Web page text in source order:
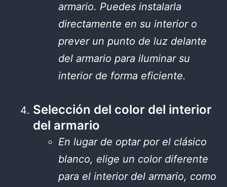
armario. Puedes instalarla
directamente en su interior o
prever un punto de luz delante
del armario para iluminar su
interior de forma eficiente.
Selección del color del interior
del armario
En lugar de optar por el clásico
blanco, elige un color diferente
para el interior del armario, como